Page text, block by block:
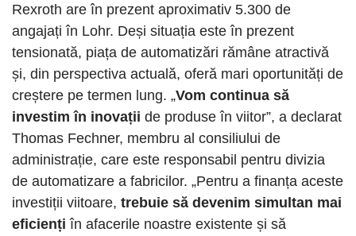
Rexroth are în prezent aproximativ 5.300 de
angajați în Lohr. Deși situația este în prezent
tensionată, piața de automatizări rămâne atractivă
și, din perspectiva actuală, oferă mari oportunități de
creștere pe termen lung. „Vom continua să
investim în inovații de produse în viitor”, a declarat
Thomas Fechner, membru al consiliului de
administrație, care este responsabil pentru divizia
de automatizare a fabricilor. „Pentru a finanța aceste
investiții viitoare, trebuie să devenim simultan mai
eficienți în afacerile noastre existente și să